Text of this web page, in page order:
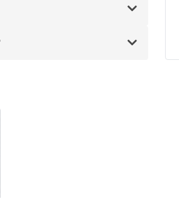
protezione e resistenza del